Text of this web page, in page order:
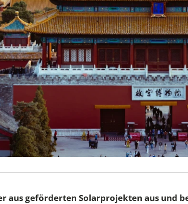
aus geförderten Solarprojekten aus